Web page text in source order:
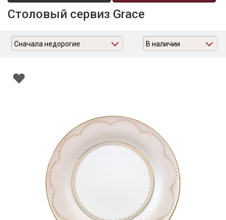
Столовый сервиз Grace
Сначала недорогие В наличии